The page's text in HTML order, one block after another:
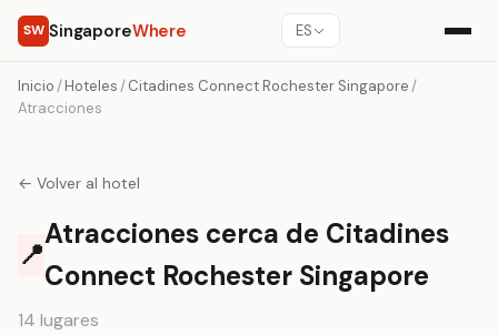
SW SingaporeWhere ES
Inicio /Hoteles /Citadines Connect Rochester Singapore /
Atracciones
← Volver al hotel
📍
Atracciones cerca de Citadines
Connect Rochester Singapore
14 lugares